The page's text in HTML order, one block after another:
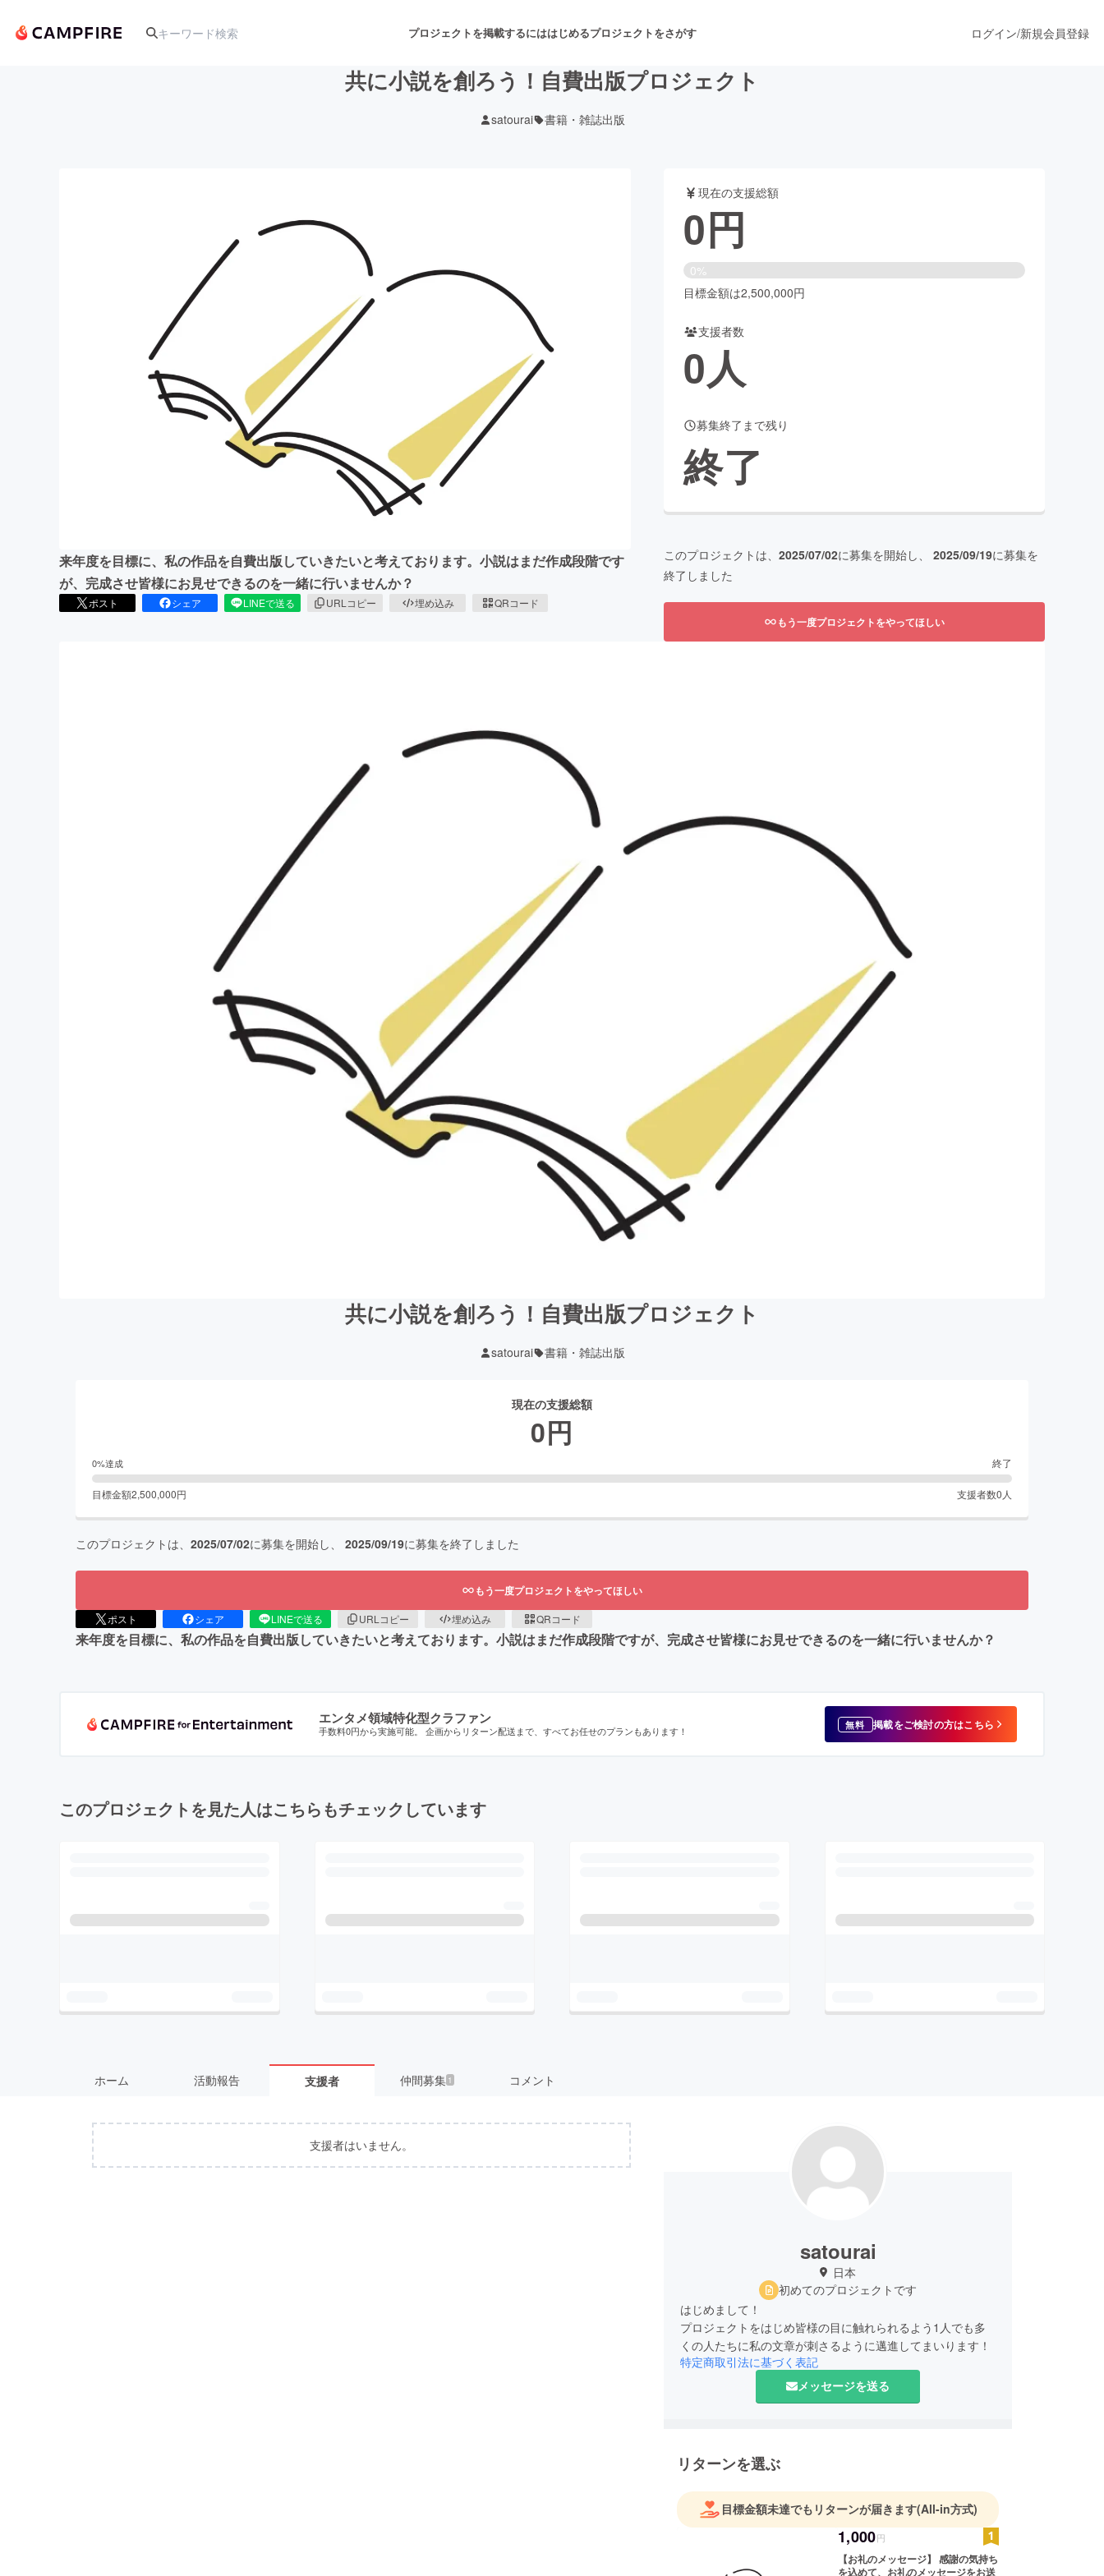
プロジェクトを掲載するにははじめるプロジェクトをさがす
舞台・パフォーマンス
テクノロジー・ガジェット
映像・映画 書籍・雑誌出版
ビジネス・起業 ビューティー・ヘルスケア
まちづくり・地域活性化
CAMPFIRE for Social Good
CAMPFIREふるさと納税
ログイン/新規会員登録
共に小説を創ろう！自費出版プロジェクト
satourai 書籍・雑誌出版
来年度を目標に、私の作品を自費出版していきたいと考えております。小説はまだ作成段階です
が、完成させ皆様にお見せできるのを一緒に行いませんか？
ポスト シェア LINEで送る URLコピー 埋め込み QRコード
現在の支援総額
0円
0%
目標金額は2,500,000円
支援者数
0人
募集終了まで残り
終了
このプロジェクトは、 2025/07/02に募集を開始し、 2025/09/19に募集を
終了しました
もう一度プロジェクトをやってほしい
共に小説を創ろう！自費出版プロジェクト
satourai 書籍・雑誌出版
現在の支援総額
0円
0%達成 終了
目標金額2,500,000円 支援者数0 人
このプロジェクトは、 2025/07/02に募集を開始し、 2025/09/19に募集を終了しました
もう一度プロジェクトをやってほしい
ポスト シェア LINEで送る URLコピー 埋め込み QRコード
来年度を目標に、私の作品を自費出版していきたいと考えております。小説はまだ作成段階ですが、完成させ皆様にお見せできるのを一緒に行いませんか？
エンタメ領域特化型クラファン
手数料0円から実施可能。 企画からリターン配送まで、すべてお任せのプランもあります！ 無料 掲載をご検討の方はこちら
このプロジェクトを見た人はこちらもチェックしています
ホーム 活動報告 支援者 仲間募集 1 コメント
支援者はいません。
satourai
日本
初めてのプロジェクトです
はじめまして！
プロジェクトをはじめ皆様の目に触れられるよう1人でも多
くの人たちに私の文章が刺さるように邁進してまいります！
特定商取引法に基づく表記
メッセージを送る
リターンを選ぶ
目標金額未達でもリターンが届きます(All-in方式)
1,000円
【お礼のメッセージ】 感謝の気持ち
を込めて、お礼のメッセージをお送